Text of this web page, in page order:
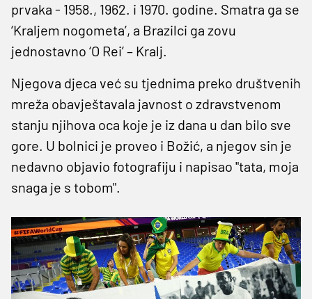
prvaka - 1958., 1962. i 1970. godine. Smatra ga se
‘Kraljem nogometa’, a Brazilci ga zovu
jednostavno ‘O Rei’ – Kralj.
Njegova djeca već su tjednima preko društvenih
mreža obavještavala javnost o zdravstvenom
stanju njihova oca koje je iz dana u dan bilo sve
gore. U bolnici je proveo i Božić, a njegov sin je
nedavno objavio fotografiju i napisao "tata, moja
snaga je s tobom".